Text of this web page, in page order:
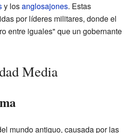
y losanglosajones. Estas
por líderes militares, donde el
entre iguales" que un gobernante
Media
mundo antiguo, causada por las